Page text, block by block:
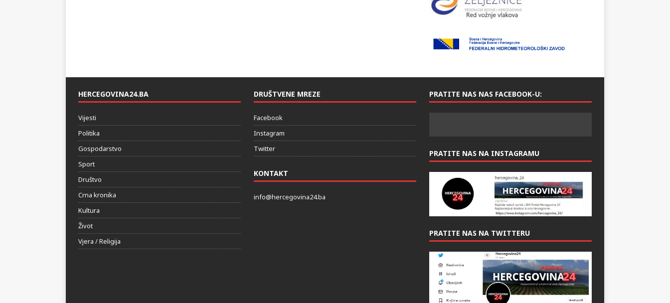
HERCEGOVINA24.BA
Vijesti
Politika
Gospodarstvo
Sport
Društvo
Crna kronika
Kultura
Život
Vjera / Religija
DRUŠTVENE MREZE
Facebook
Instagram
Twitter
KONTAKT
info@hercegovina24.ba
PRATITE NAS NAS FACEBOOK-U:
PRATITE NAS NA INSTAGRAMU
PRATITE NAS NA TWITTERU